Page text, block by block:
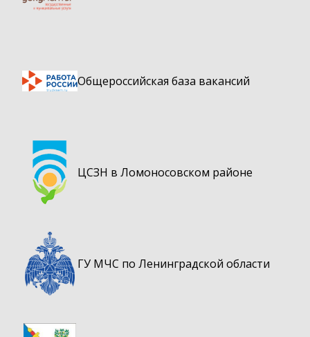
Общероссийская база вакансий
ЦСЗН в Ломоносовском районе
ГУ МЧС по Ленинградской области